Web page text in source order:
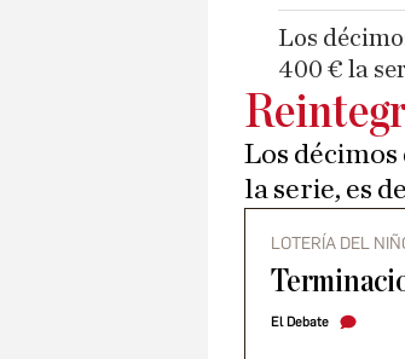
Los
400 € la
Los
la serie, es
LOTERÍA DEL
El Debate